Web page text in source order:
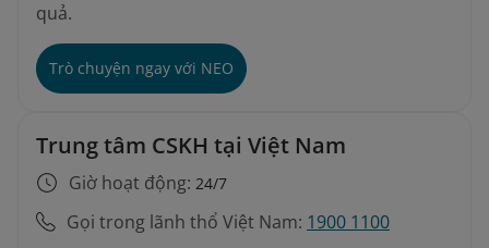
quả.
Trò chuyện ngay với NEO
Trung tâm CSKH tại Việt Nam
Giờ hoạt động: 24/7
Gọi trong lãnh thổ Việt Nam: 1900 1100